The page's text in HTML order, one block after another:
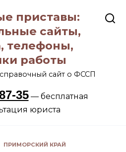
приставы:
сайты,
телефоны,
работы
сайт о ФССП
35— бесплатная
юриста
ПРИМОРСКИЙ КРАЙ